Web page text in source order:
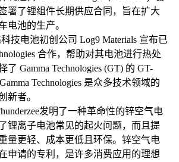
署了锂组件长期供应合同，旨在扩大
电池的生产。
技电池初创公司 Log9 Materials 宣布已
合作，帮助对其电池进行热处
了 Gamma Technologies (GT) 的 GT-
Technologies 是众多技术领域的
新者。
hunderzee发明了一种革命性的锌空气电
锂离子电池常见的起火问题，而且提
量更轻、成本更低且环保。锌空气电
申请的专利，是许多消费应用的理想